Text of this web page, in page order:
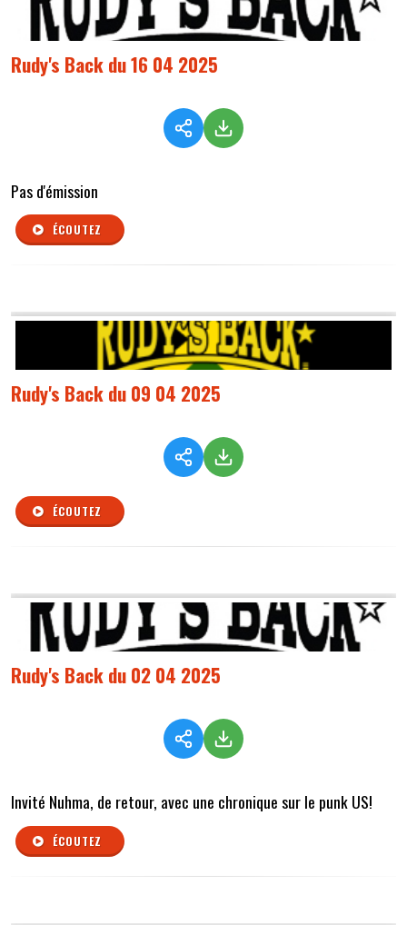
Rudy's Back du 16 04 2025
Pas d'émission
ÉCOUTEZ
Rudy's Back du 09 04 2025
ÉCOUTEZ
Rudy's Back du 02 04 2025
Invité Nuhma, de retour, avec une chronique sur le punk US!
ÉCOUTEZ